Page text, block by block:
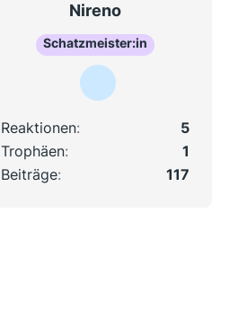
Nireno
Schatzmeister:in
Reaktionen
5
Trophäen
1
Beiträge
117